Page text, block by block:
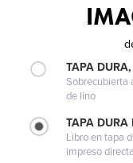
TAPA
Sobrecubierta
de lino
TAPA DURA
Libro en tapa
impreso